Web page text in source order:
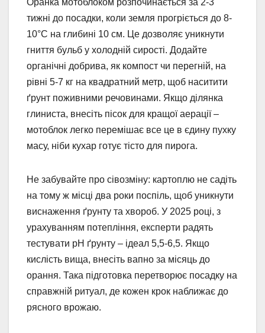
Оранка мотоблоком розпочинається за 2-3
тижні до посадки, коли земля прогріється до 8-
10°C на глибині 10 см. Це дозволяє уникнути
гниття бульб у холодній сирості. Додайте
органічні добрива, як компост чи перегній, на
рівні 5-7 кг на квадратний метр, щоб наситити
ґрунт поживними речовинами. Якщо ділянка
глиниста, внесіть пісок для кращої аерації –
мотоблок легко перемішає все це в єдину пухку
масу, ніби кухар готує тісто для пирога.
Не забувайте про сівозміну: картоплю не садіть
на тому ж місці два роки поспіль, щоб уникнути
виснаження ґрунту та хвороб. У 2025 році, з
урахуванням потепління, експерти радять
тестувати pH ґрунту – ідеал 5,5-6,5. Якщо
кислість вища, внесіть вапно за місяць до
орання. Така підготовка перетворює посадку на
справжній ритуал, де кожен крок наближає до
рясного врожаю.